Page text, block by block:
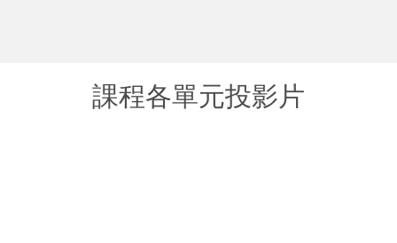
課程各單元投影片